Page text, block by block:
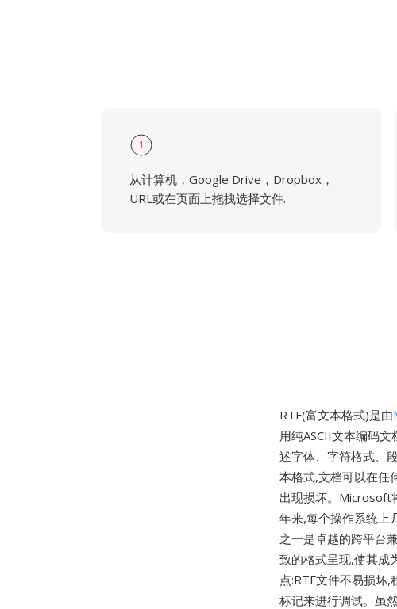
1
从计算机，Google Drive，Dropbox，
URL或在页面上拖拽选择文件.
RTF(富文本格式)是由
用纯ASCII文本编码
述字体、字符格式、
本格式,文档可以在
出现损坏。Microsoft
年来,每个操作系统上
之一是卓越的跨平台
致的格式呈现,使其成
点:RTF文件不易损坏
标记来进行调试。虽